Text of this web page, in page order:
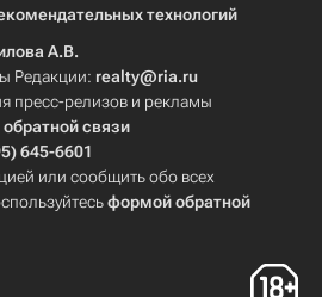
технологий
А.В.
Редакции: realty@ria.ru
пресс-релизов и рекламы
связи
645-6601
или сообщить обо всех
формой обратной